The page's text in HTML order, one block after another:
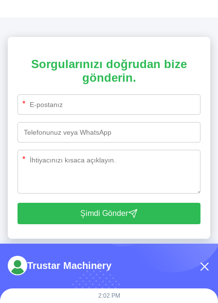
Sorgularınızı doğrudan bize
gönderin.
*
*
Şimdi Gönder
Trustar Machinery
2:02 PM